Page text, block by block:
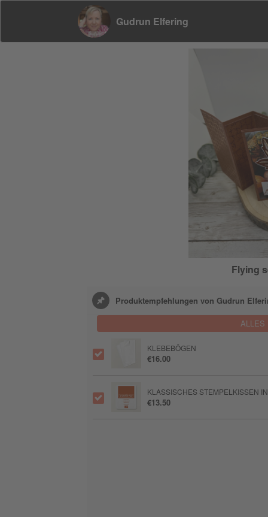
Gudrun Elfering
Flying
Produktempfehlungen von Gudrun
ALLES
KLEBEBÖGEN
€16.00
KLASSISCHES STEMPELKISSEN
€13.50